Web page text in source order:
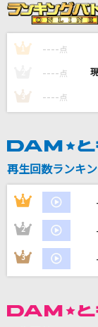
SixTONES
[生音]異邦人
[生音]Love is...
back number
1 ---- 点
---- 点
3 ---- 点
再生回数ランキ
1
2
3